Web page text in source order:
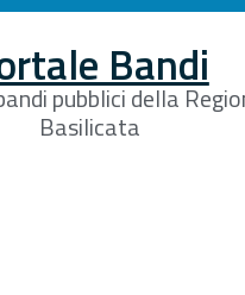
Bandi
pubblici della
Basilicata